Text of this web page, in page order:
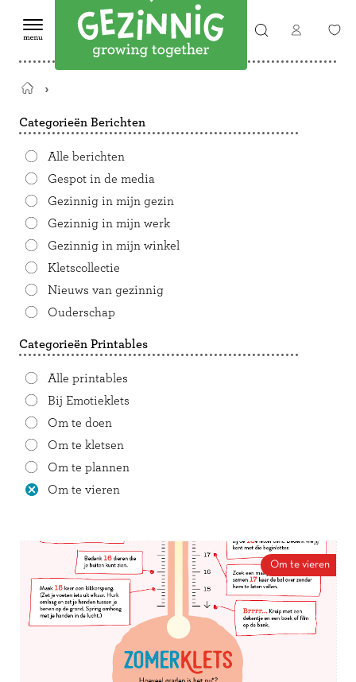
Terug
de
startpagina
Categorieën Berichten
Alle berichten
Gespot in de media
Gezinnig in mijn gezin
Gezinnig in mijn werk
Gezinnig in mijn winkel
Kletscollectie
Nieuws van gezinnig
Ouderschap
Categorieën Printables
Alle printables
Bij Emotieklets
Om te doen
Om te kletsen
Om te plannen
Om te vieren
Om te vieren